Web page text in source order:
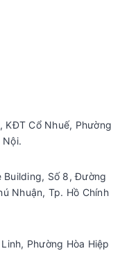
KĐT Cổ Nhuế, Phường
Nội.
Building, Số 8, Đường
Nhuận, Tp. Hồ Chính
Phường Hòa Hiệp